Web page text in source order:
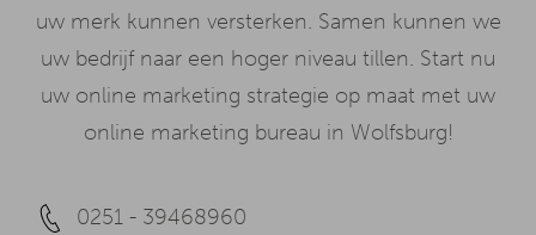
uw merk kunnen versterken. Samen kunnen we
uw bedrijf naar een hoger niveau tillen. Start nu
uw online marketing strategie op maat met uw
online marketing bureau in Wolfsburg!
0251 - 39468960